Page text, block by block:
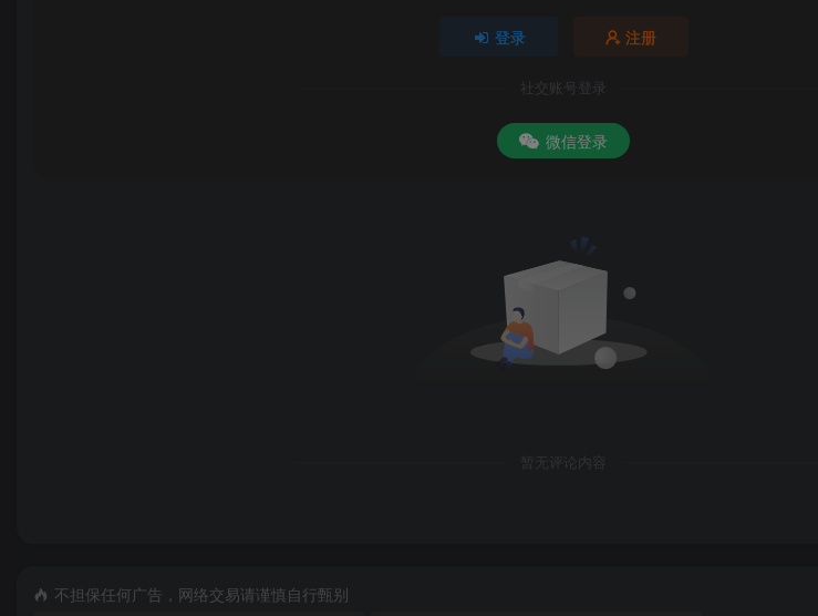
登录 注册
社交账号登录
微信登录
暂无评论内容
不担保任何广告，网络交易请谨慎自行甄别